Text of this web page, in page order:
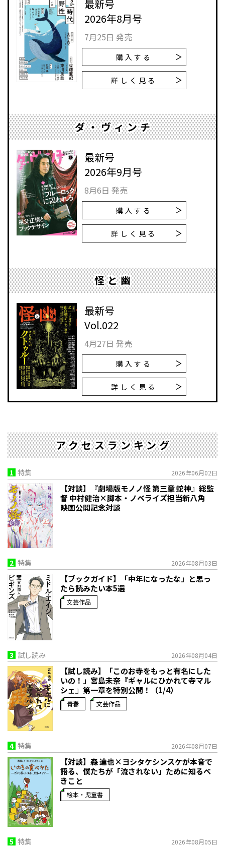
最新号
2026年8月号
7月25日 発売
購入する
詳しく見る
ダ・ヴィンチ
最新号
2026年9月号
8月6日 発売
購入する
詳しく見る
怪と幽
最新号
Vol.022
4月27日 発売
購入する
詳しく見る
アクセスランキング
1 特集 2026年06月02日
【対談】『劇場版モノノ怪 第三章 蛇神』総監
督 中村健治×脚本・ノベライズ担当新八角
映画公開記念対談
2 特集 2026年08月03日
【ブックガイド】「中年になったな」と思っ
たら読みたい本5選
文芸作品
3 試し読み 2026年08月04日
【試し読み】「このお寺をもっと有名にした
いの！」宮島未奈『ギャルにひかれて寺マル
シェ』第一章を特別公開！（1/4）
青春 文芸作品
4 特集 2026年08月07日
【対談】森 達也×ヨシタケシンスケが本音で
語る、僕たちが「流されない」ために知るべ
きこと
絵本・児童書
5 特集 2026年08月05日